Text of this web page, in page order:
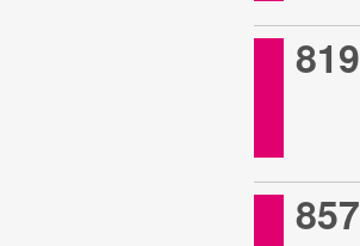
819
857